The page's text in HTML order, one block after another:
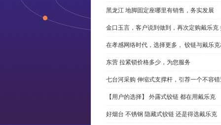
黑龙江 地脚固定座哪里有销售，务实发展
金口玉言，客户说到做到，再次定购戴乐克
在孝感网络时代，选择更多， 铰链与戴乐
东营 拉紧锁价格多少，为您服务
七台河采购 伸缩式支撑杆，引荐一个不容
【用户的选择】 外露式铰链 都在用戴乐克
好烟台 不锈钢 隐藏式铰链 还是得选戴乐克